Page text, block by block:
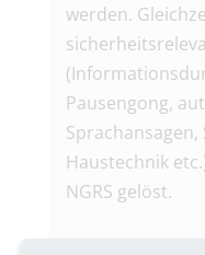
werden.
Pausengong,
Haustechnik
NGRS gelöst.